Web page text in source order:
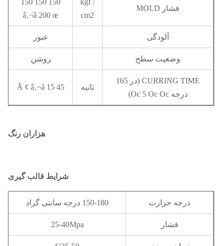
فشار MOLD
kgf /
cm2
150 150 150
â‚¬â 200 œ
آلودگی عبور
وضعیت سطح روشن
CURRING TIME (در 165
درجه Oc 5 Oc Oc)
ثانیه 45 Ã ¢ â‚¬â 15
هزاران رنگ
شرایط قالب گیری
درجه حرارت 150-180 درجه سانتی گراد
فشار 25-40Mpa